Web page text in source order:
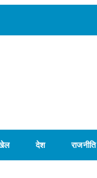
देश राजनीति